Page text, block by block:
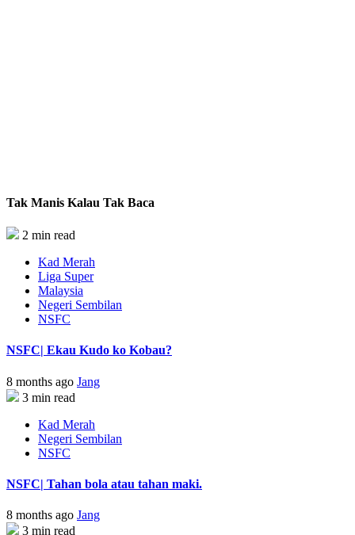
Tak Manis Kalau Tak Baca
2 min read
Kad Merah
Liga Super
Malaysia
Negeri Sembilan
NSFC
NSFC| Ekau Kudo ko Kobau?
8 months ago Jang
3 min read
Kad Merah
Negeri Sembilan
NSFC
NSFC| Tahan bola atau tahan maki.
8 months ago Jang
3 min read